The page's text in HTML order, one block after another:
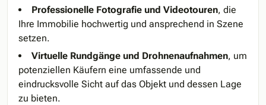
Professionelle Fotografie und Videotouren, die
Ihre Immobilie hochwertig und ansprechend in Szene
setzen.
Virtuelle Rundgänge und Drohnenaufnahmen, um
potenziellen Käufern eine umfassende und
eindrucksvolle Sicht auf das Objekt und dessen Lage
zu bieten.